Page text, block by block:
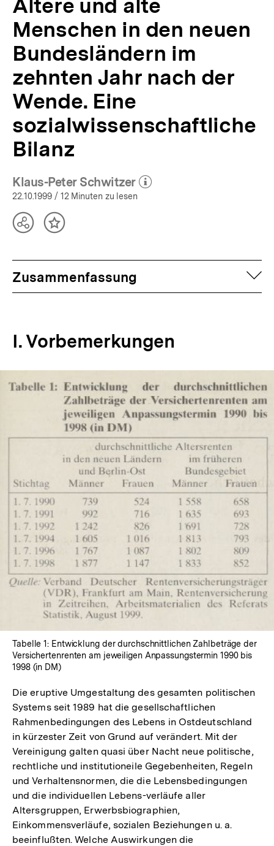
APuZ
43-
44/1999
bpb.de
Altere und alte
Menschen in den neuen
Bundesländern im
zehnten Jahr nach der
Wende. Eine
sozialwissenschaftliche
Bilanz
Klaus-Peter Schwitzer
(Mehr zum Autor)
öffnen
22.10.1999 / 12 Minuten zu lesen
TeilenInhalt
Zusammenfassung
I. Vorbemerkungen
In
Lightbox
öffnen
Tabelle 1: Entwicklung der durchschnittlichen Zahlbeträge der
Versichertenrenten am jeweiligen Anpassungstermin 1990 bis
1998 (in DM)
Die eruptive Umgestaltung des gesamten politischen
Systems seit 1989 hat die gesellschaftlichen
Rahmenbedingungen des Lebens in Ostdeutschland
in kürzester Zeit von Grund auf verändert. Mit der
Vereinigung galten quasi über Nacht neue politische,
rechtliche und institutioneile Gegebenheiten, Regeln
und Verhaltensnormen, die die Lebensbedingungen
und die individuellen Lebens-verläufe aller
Altersgruppen, Erwerbsbiographien,
Einkommensverläufe, sozialen Beziehungen u. a.
beeinflußten. Welche Auswirkungen die